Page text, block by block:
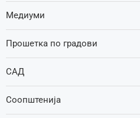
Медиуми
Прошетка по градови
САД
Соопштенија